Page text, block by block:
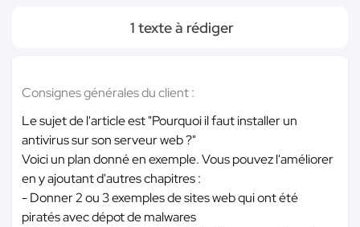
1 texte à rédiger
Consignes générales du client :
Le sujet de l'article est "Pourquoi il faut installer un
antivirus sur son serveur web ?"
Voici un plan donné en exemple. Vous pouvez l'améliorer
en y ajoutant d'autres chapitres :
- Donner 2 ou 3 exemples de sites web qui ont été
piratés avec dépot de malwares